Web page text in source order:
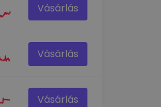
Vásárlás
Vásárlás
Vásárlás